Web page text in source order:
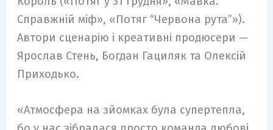
Справжній міф», «Потяг “Червона рута”»).
Автори сценарію і креативні продюсери —
Ярослав Стень, Богдан Гациляк та Олексій
Приходько.
«Атмосфера на зйомках була супертепла,